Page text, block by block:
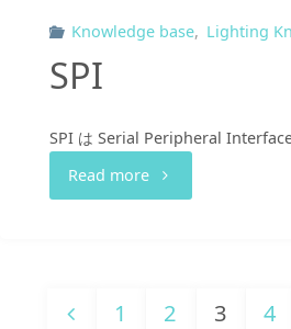
ア
デ
に
Knowledge base, Lighting
SPI
SPI は Serial Peripheral
Read more"SPI"
1 2 3 4